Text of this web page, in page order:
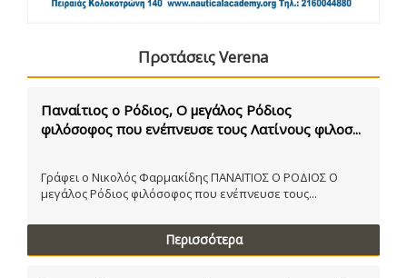
Προτάσεις Verena
Παναίτιος ο Ρόδιος, Ο μεγάλος Ρόδιος
φιλόσοφος που ενέπνευσε τους Λατίνους φιλοσ...
Γράφει ο Νικολός Φαρμακίδης ΠΑΝΑΙΤΙΟΣ Ο ΡΟΔΙΟΣ Ο
μεγάλος Ρόδιος φιλόσοφος που ενέπνευσε τους...
Περισσότερα